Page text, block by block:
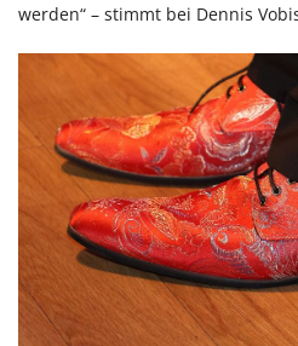
werden“ – stimmt bei Dennis